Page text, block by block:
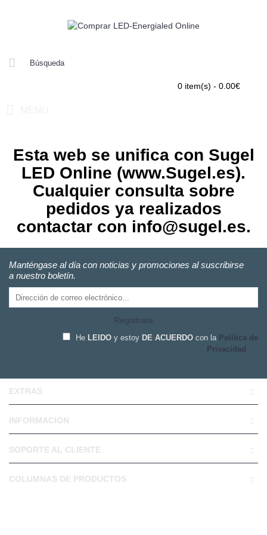
0 item(s) - 0.00€
Esta web se unifica con Sugel
LED Online (www.Sugel.es).
Cualquier consulta sobre
pedidos ya realizados
contactar con info@sugel.es.
Manténgase al día con noticias y promociones al suscribirse
a nuestro boletín.
Regístrate
He LEIDO y estoy DE ACUERDO con la Política de
Privacidad
EXTRAS
INFORMACIÓN
SOPORTE AL CLIENTE
COLUMNAS DE PRODUCTOS